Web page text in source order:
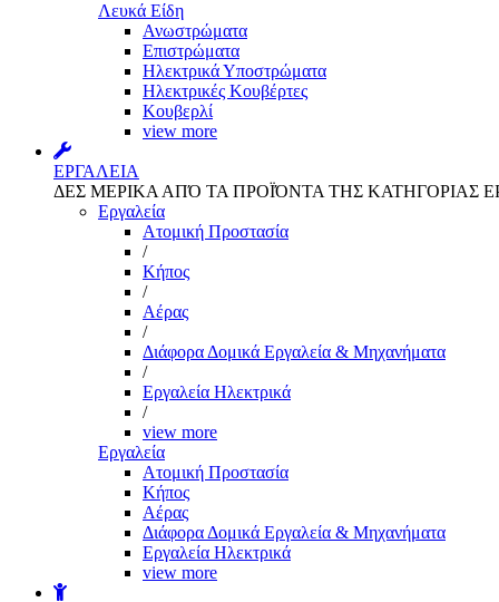
Λευκά Είδη
Ανωστρώματα
Επιστρώματα
Ηλεκτρικά Υποστρώματα
Ηλεκτρικές Κουβέρτες
Κουβερλί
view more
ΕΡΓΑΛΕΙΑ
ΔΕΣ ΜΕΡΙΚΑ ΑΠΌ ΤΑ ΠΡΟΪΌΝΤΑ ΤΗΣ ΚΑΤΗΓΟΡΙΑΣ
Εργαλεία
Aτομική Προστασία
/
Kήπος
/
Αέρας
/
Διάφορα Δομικά Εργαλεία & Μηχανήματα
/
Εργαλεία Ηλεκτρικά
/
view more
Εργαλεία
Aτομική Προστασία
Kήπος
Αέρας
Διάφορα Δομικά Εργαλεία & Μηχανήματα
Εργαλεία Ηλεκτρικά
view more